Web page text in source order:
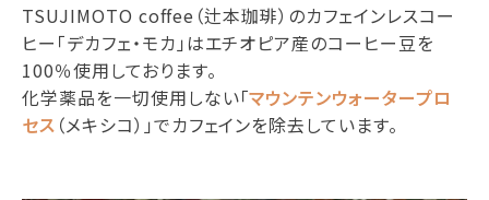
TSUJIMOTO coffee（辻本珈琲）のカフェインレスコー
ヒー「デカフェ・モカ」はエチオピア産のコーヒー豆を
100％使用しております。
化学薬品を一切使用しない「マウンテンウォータープロ
セス （メキシコ）」でカフェインを除去しています。